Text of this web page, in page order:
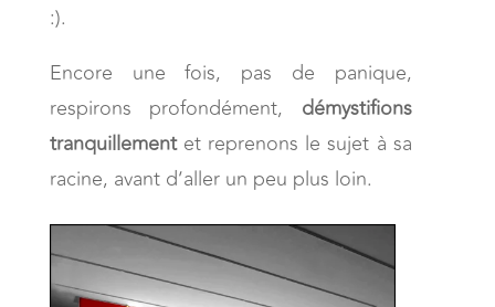
:).
Encore une fois, pas de panique,
respirons profondément, démystifions
tranquillementet reprenons le sujet à sa
racine, avant d’aller un peu plus loin.